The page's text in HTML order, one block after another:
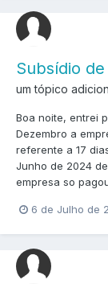
Subsídio
um tópico
Boa noite, entrei
Dezembro a
referente a 17
Junho de 2024
empresa so
6 de Julho de